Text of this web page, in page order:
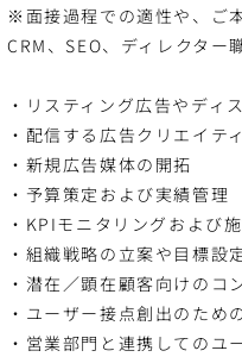
※面接過程での適性や、ご
CRM、SEO、ディレクター
・リスティング広告やディ
・配信する広告クリエイテ
・新規広告媒体の開拓
・予算策定および実績管理
・KPIモニタリングおよび
・組織戦略の立案や目標設
・潜在／顕在顧客向けのコ
・ユーザー接点創出のため
・営業部門と連携してのユ